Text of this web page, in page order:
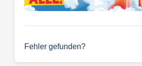
Fehler gefunden?